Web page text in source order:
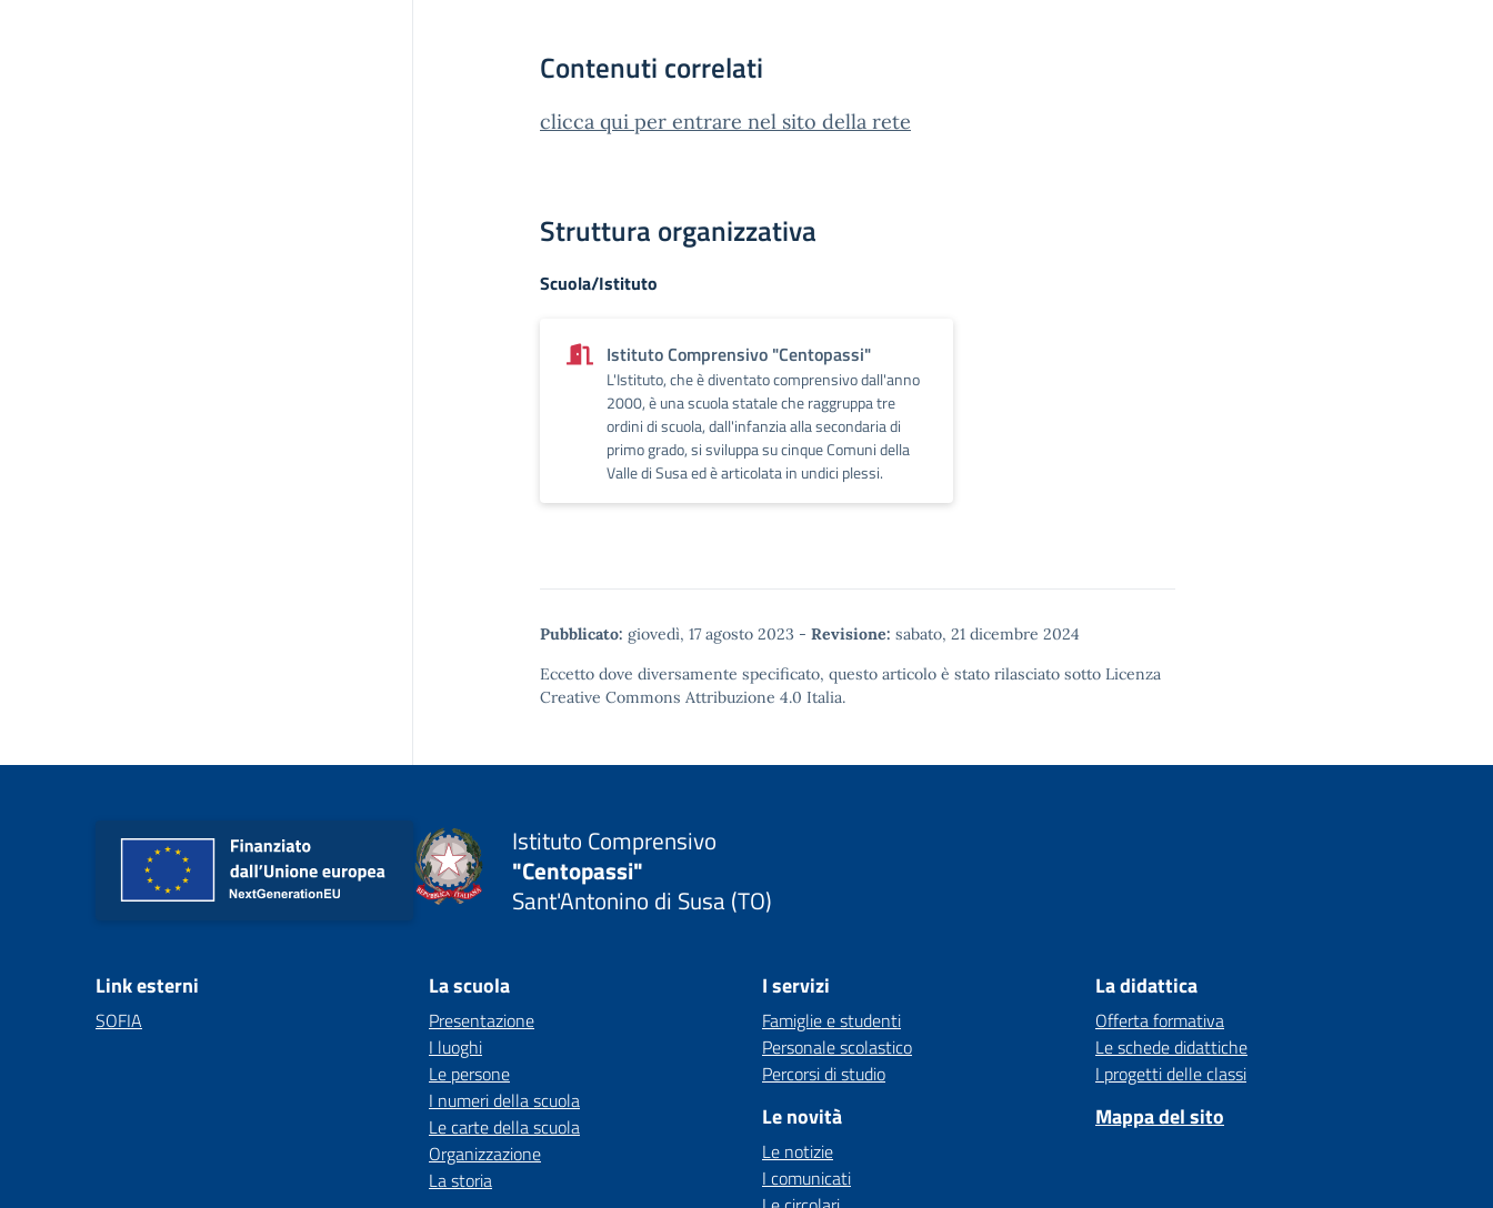
Contenuti correlati
clicca qui per entrare nel sito della rete
Struttura organizzativa
Scuola/Istituto
Istituto Comprensivo "Centopassi"
L'Istituto, che è diventato comprensivo dall'anno
2000, è una scuola statale che raggruppa tre
ordini di scuola, dall'infanzia alla secondaria di
primo grado, si sviluppa su cinque Comuni della
Valle di Susa ed è articolata in undici plessi.
Pubblicato: giovedì, 17 agosto 2023 - Revisione: sabato, 21 dicembre 2024
Eccetto dove diversamente specificato, questo articolo è stato rilasciato sotto Licenza
Creative Commons Attribuzione 4.0 Italia.
Istituto Comprensivo
"Centopassi"
Sant'Antonino di Susa (TO)
Link esterni
SOFIA
La scuola
Presentazione
I luoghi
Le persone
I numeri della scuola
Le carte della scuola
Organizzazione
La storia
I servizi
Famiglie e studenti
Personale scolastico
Percorsi di studio
Le novità
Le notizie
I comunicati
La didattica
Offerta formativa
Le schede didattiche
I progetti delle classi
Mappa del sito